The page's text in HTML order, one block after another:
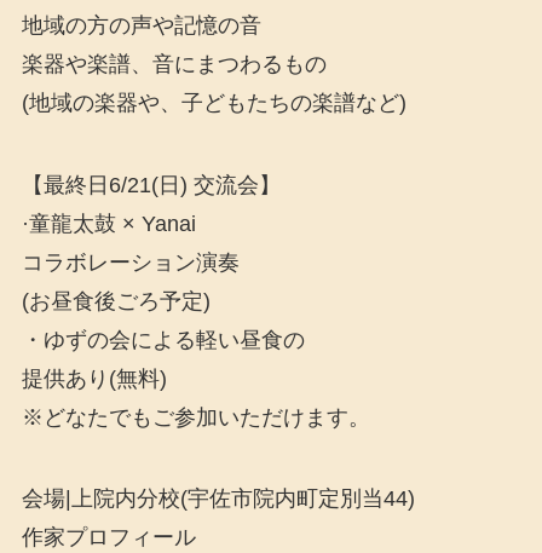
地域の方の声や記憶の音
楽器や楽譜、音にまつわるもの
(地域の楽器や、子どもたちの楽譜など)
【最終日6/21(日) 交流会】
·童龍太鼓 × Yanai
コラボレーション演奏
(お昼食後ごろ予定)
・ゆずの会による軽い昼食の
提供あり(無料)
※どなたでもご参加いただけます。
会場|上院内分校(宇佐市院内町定別当44)
作家プロフィール